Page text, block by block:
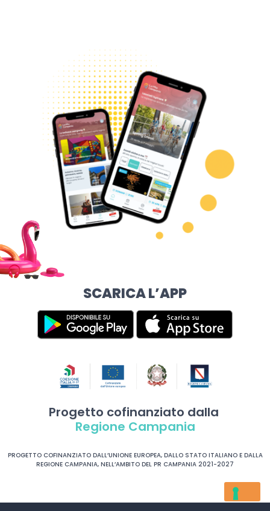
SCARICA L’APP
Progetto cofinanziato dalla
Regione Campania
PROGETTO COFINANZIATO DALL’UNIONE EUROPEA, DALLO STATO ITALIANO E DALLA
REGIONE CAMPANIA, NELL’AMBITO DEL PR CAMPANIA 2021-2027